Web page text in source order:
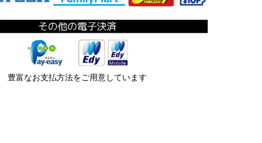
豊富なお支払方法をご用意しています